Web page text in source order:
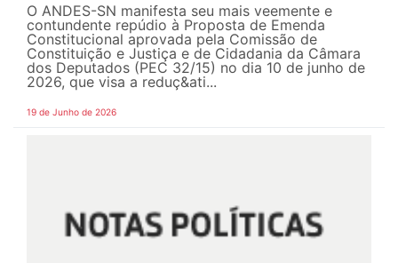
O ANDES-SN manifesta seu mais veemente e
contundente repúdio à Proposta de Emenda
Constitucional aprovada pela Comissão de
Constituição e Justiça e de Cidadania da Câmara
dos Deputados (PEC 32/15) no dia 10 de junho de
2026, que visa a reduç&ati...
19 de Junho de 2026